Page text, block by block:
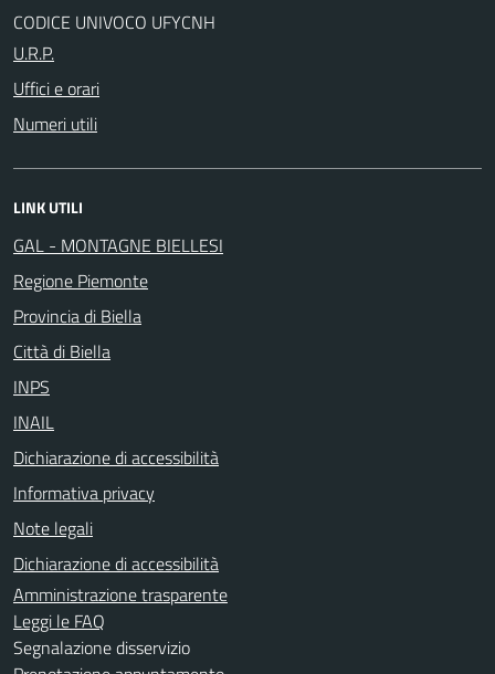
CODICE UNIVOCO UFYCNH
U.R.P.
Uffici e orari
Numeri utili
LINK UTILI
GAL - MONTAGNE BIELLESI
Regione Piemonte
Provincia di Biella
Città di Biella
INPS
INAIL
Dichiarazione di accessibilità
Informativa privacy
Note legali
Dichiarazione di accessibilità
Amministrazione trasparente
Leggi le FAQ
Segnalazione disservizio